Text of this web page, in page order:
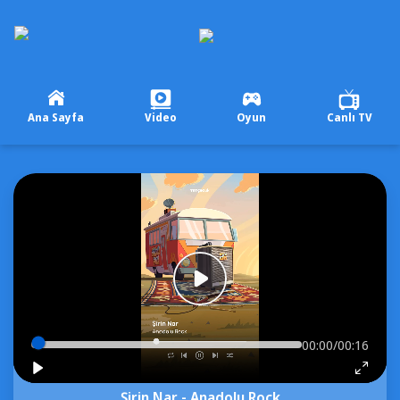
Ana Sayfa Video Oyun Canlı TV
00:00/00:16